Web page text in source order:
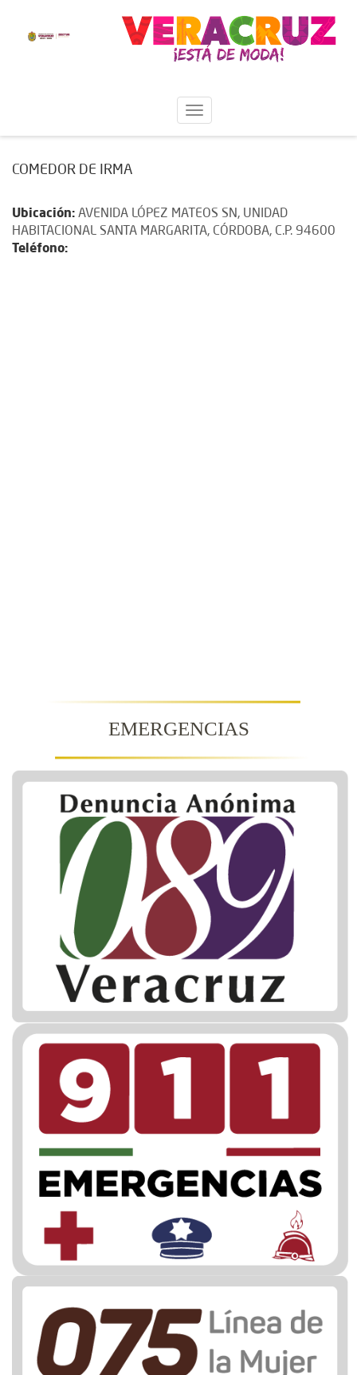
COMEDOR DE IRMA
Ubicación: AVENIDA LÓPEZ MATEOS SN, UNIDAD
HABITACIONAL SANTA MARGARITA, CÓRDOBA, C.P. 94600
Teléfono:
EMERGENCIAS